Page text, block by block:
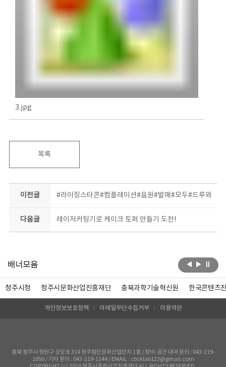
3.jpg
목록
이전글 #라이징스타콘#컴플레이션#음원#발매#모두#드루와
다음글 레이저커팅기로 케이크 토퍼 만들기 도전!
배너모음
청주시청 청주시문화산업진흥재단 충북과학기술혁신원 한국콘텐츠
개인정보보호정책 이메일무단수집거부 이용약관
충북 청주시 청원구 상당로 314 청주첨단문화산업단지 1층 / 장비-공간 대여 문의 : 043-219-
1050 / 기타 문의 : 043-219-1144 / EMAIL : cbcklab123@gmail.com